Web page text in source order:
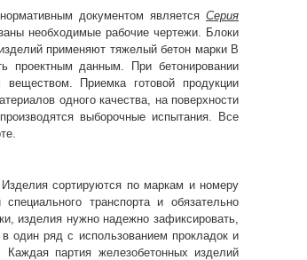
документом являетсяСерия
необходимые рабочие чертежи. Блоки
применяют тяжелый бетон марки B
проектным данным. При бетонировании
Приемка готовой продукции
одного качества, на поверхности
выборочные испытания. Все
сортируются по маркам и номеру
транспорта и обязательно
изделия нужно надежно зафиксировать,
один ряд с использованием прокладок и
партия железобетонных изделий